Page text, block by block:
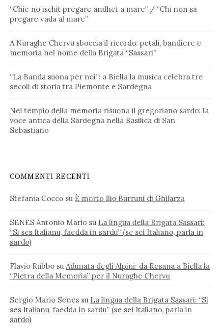
“Chie no ischit pregare andhet a mare” / “Chi non sa
pregare vada al mare”
A Nuraghe Chervu sboccia il ricordo: petali, bandiere e
memoria nel nome della Brigata “Sassari”
“La Banda suona per noi”: a Biella la musica celebra tre
secoli di storia tra Piemonte e Sardegna
Nel tempio della memoria risuona il gregoriano sardo: la
voce antica della Sardegna nella Basilica di San
Sebastiano
COMMENTI RECENTI
Stefania Cocco su È morto Ilio Burruni di Ghilarza
SENES Antonio Mario su La lingua della Brigata Sassari:
“Si ses Italianu, faedda in sardu” (se sei Italiano, parla in
sardo)
Flavio Rubbo su Adunata degli Alpini: da Resana a Biella la
“Pietra della Memoria” per il Nuraghe Chervu
Sergio Mario Senes su La lingua della Brigata Sassari: “Si
ses Italianu, faedda in sardu” (se sei Italiano, parla in
sardo)